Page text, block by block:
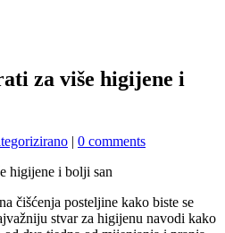
za više higijene i
| 0 comments
čišćenja posteljine kako biste se
stvar za higijenu navodi kako